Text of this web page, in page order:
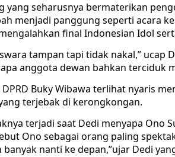
yang seharusnya bermaterikan
menjadi panggung seperti acara
final Indonesian Idol
tampan tapi tidak nakal,”
anggota dewan bahkan terciduk
DPRD Buky Wibawa terlihat nyaris
terjebak di kerongkongan.
terjadi saat Dedi menyapa Ono
Ono sebagai orang paling
banyak nanti ke depan,”ujar Dedi